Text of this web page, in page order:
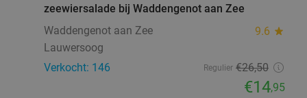
zeewiersalade bij Waddengenot aan Zee
Waddengenot aan Zee
9.6 star
Lauwersoog
Verkocht: 146
Regulier €26,50
€14,95